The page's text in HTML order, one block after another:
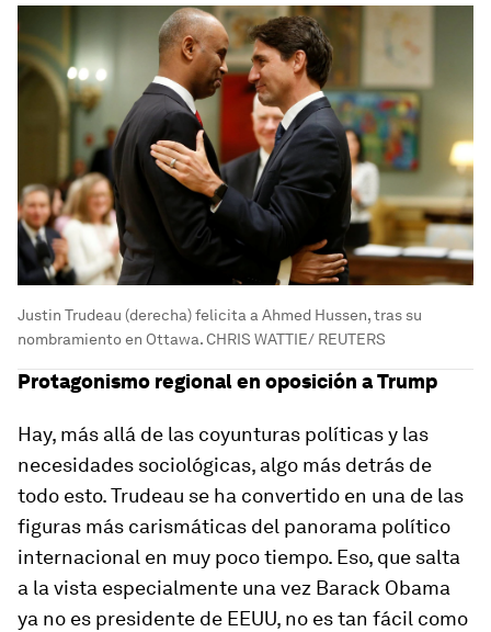
Justin Trudeau (derecha) felicita a Ahmed Hussen, tras su
nombramiento en Ottawa. CHRIS WATTIE/ REUTERS
Protagonismo regional en oposición a Trump
Hay, más allá de las coyunturas políticas y las
necesidades sociológicas, algo más detrás de
todo esto. Trudeau se ha convertido en una de las
figuras más carismáticas del panorama político
internacional en muy poco tiempo. Eso, que salta
a la vista especialmente una vez Barack Obama
ya no es presidente de EEUU, no es tan fácil como